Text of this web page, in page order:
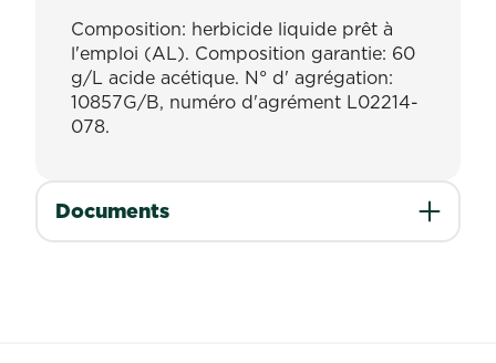
Composition: herbicide liquide prêt à
l'emploi (AL). Composition garantie: 60
g/L acide acétique. N° d' agrégation:
10857G/B, numéro d'agrément L02214-
078.
Documents